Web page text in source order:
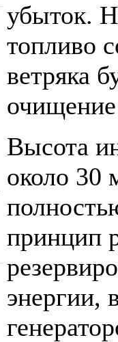
убыток.
топливо
ветряка
Высота
около 30
принцип
энергии,